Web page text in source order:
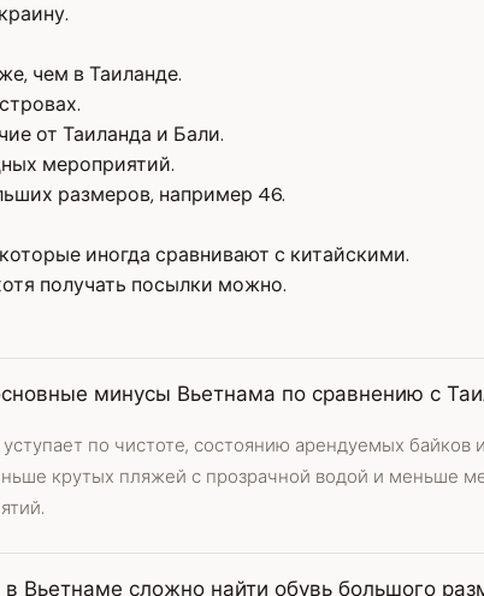
чем в Таиланде.
от Таиланда и Бали.
мероприятий.
размеров, например 46.
иногда сравнивают с китайскими.
получать посылки можно.
минусы Вьетнама по сравнению с
по чистоте, состоянию арендуемых байков
крутых пляжей с прозрачной водой и меньше
Вьетнаме сложно найти обувь большого